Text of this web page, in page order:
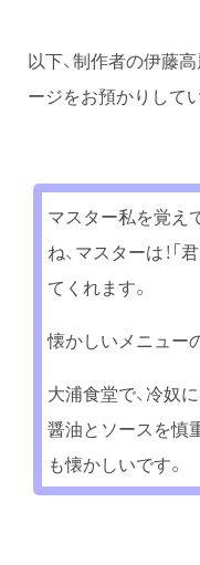
以下、制作者の伊藤
ージをお預かりして
マスター私を覚え
ね、マスターは！
てくれます。
懐かしいメニュー
大浦食堂で、冷奴
醤油とソースを慎
も懐かしいです。